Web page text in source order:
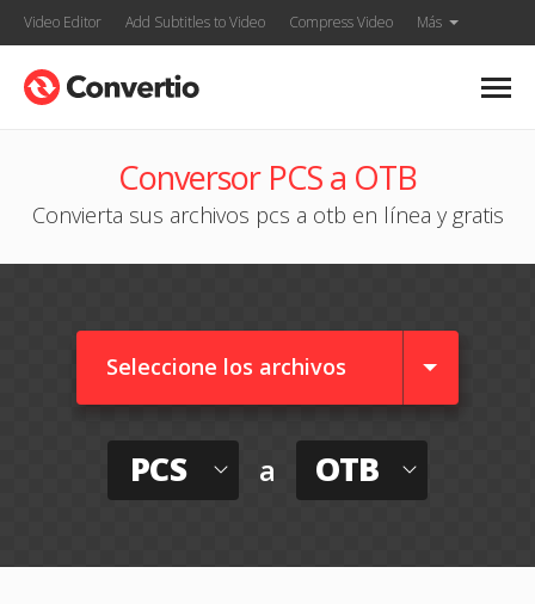
Video Editor Add Subtitles to Video Compress Video Más
Conversor PCS a OTB
Convierta sus archivos pcs a otb en línea y gratis
Seleccione los archivos
PCS a OTB